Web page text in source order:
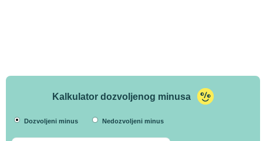
Kalkulator dozvoljenog minusa
Dozvoljeni minus Nedozvoljeni minus